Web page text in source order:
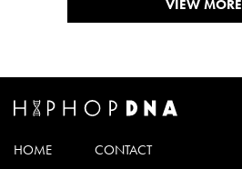
VIEW MORE
HOME CONTACT